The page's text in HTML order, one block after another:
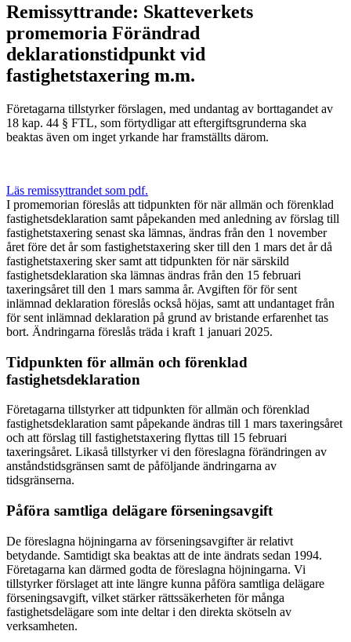
Remissyttrande: Skatteverkets
promemoria Förändrad
deklarationstidpunkt vid
fastighetstaxering m.m.
Företagarna tillstyrker förslagen, med undantag av borttagandet av
18 kap. 44 § FTL, som förtydligar att eftergiftsgrunderna ska
beaktas även om inget yrkande har framställts därom.
Läs remissyttrandet som pdf.
I promemorian föreslås att tidpunkten för när allmän och förenklad
fastighetsdeklaration samt påpekanden med anledning av förslag till
fastighetstaxering senast ska lämnas, ändras från den 1 november
året före det år som fastighetstaxering sker till den 1 mars det år då
fastighetstaxering sker samt att tidpunkten för när särskild
fastighetsdeklaration ska lämnas ändras från den 15 februari
taxeringsåret till den 1 mars samma år. Avgiften för för sent
inlämnad deklaration föreslås också höjas, samt att undantaget från
för sent inlämnad deklaration på grund av bristande erfarenhet tas
bort. Ändringarna föreslås träda i kraft 1 januari 2025.
Tidpunkten för allmän och förenklad
fastighetsdeklaration
Företagarna tillstyrker att tidpunkten för allmän och förenklad
fastighetsdeklaration samt påpekande ändras till 1 mars taxeringsåret
och att förslag till fastighetstaxering flyttas till 15 februari
taxeringsåret. Likaså tillstyrker vi den föreslagna förändringen av
anståndstidsgränsen samt de påföljande ändringarna av
tidsgränserna.
Påföra samtliga delägare förseningsavgift
De föreslagna höjningarna av förseningsavgifter är relativt
betydande. Samtidigt ska beaktas att de inte ändrats sedan 1994.
Företagarna kan därmed godta de föreslagna höjningarna. Vi
tillstyrker förslaget att inte längre kunna påföra samtliga delägare
förseningsavgift, vilket stärker rättssäkerheten för många
fastighetsdelägare som inte deltar i den direkta skötseln av
verksamheten.